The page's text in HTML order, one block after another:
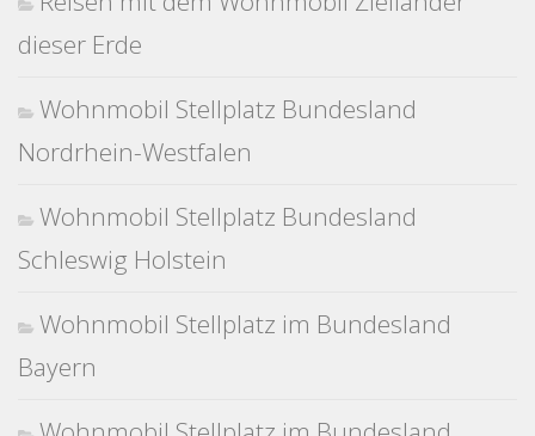
dieser Erde
Wohnmobil Stellplatz Bundesland
Nordrhein-Westfalen
Wohnmobil Stellplatz Bundesland
Schleswig Holstein
Wohnmobil Stellplatz im Bundesland
Bayern